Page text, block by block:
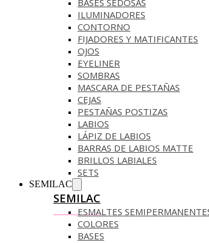
BASES SEDOSAS
ILUMINADORES
CONTORNO
FIJADORES Y MATIFICANTES
OJOS
EYELINER
SOMBRAS
MASCARA DE PESTAÑAS
CEJAS
PESTAÑAS POSTIZAS
LABIOS
LÁPIZ DE LABIOS
BARRAS DE LABIOS MATTE
BRILLOS LABIALES
SETS
SEMILAC
SEMILAC
ESMALTES
COLORES
BASES